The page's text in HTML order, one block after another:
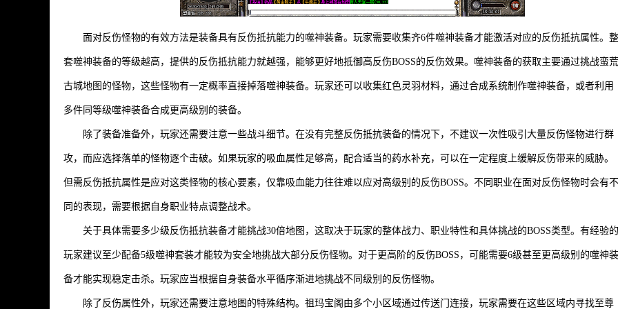
面对反伤怪物的有效方法是装备具有反伤抵抗能力的噬神装备。玩家需要收集齐6件噬神装备才能激活对应的反伤抵抗属性。整
套噬神装备的等级越高，提供的反伤抵抗能力就越强，能够更好地抵御高反伤BOSS的反伤效果。噬神装备的获取主要通过挑战蛮荒
古城地图的怪物，这些怪物有一定概率直接掉落噬神装备。玩家还可以收集红色灵羽材料，通过合成系统制作噬神装备，或者利用
多件同等级噬神装备合成更高级别的装备。
除了装备准备外，玩家还需要注意一些战斗细节。在没有完整反伤抵抗装备的情况下，不建议一次性吸引大量反伤怪物进行群
攻，而应选择落单的怪物逐个击破。如果玩家的吸血属性足够高，配合适当的药水补充，可以在一定程度上缓解反伤带来的威胁。
但需反伤抵抗属性是应对这类怪物的核心要素，仅靠吸血能力往往难以应对高级别的反伤BOSS。不同职业在面对反伤怪物时会有不
同的表现，需要根据自身职业特点调整战术。
关于具体需要多少级反伤抵抗装备才能挑战30倍地图，这取决于玩家的整体战力、职业特性和具体挑战的BOSS类型。有经验的
玩家建议至少配备5级噬神套装才能较为安全地挑战大部分反伤怪物。对于更高阶的反伤BOSS，可能需要6级甚至更高级别的噬神装
备才能实现稳定击杀。玩家应当根据自身装备水平循序渐进地挑战不同级别的反伤怪物。
除了反伤属性外，玩家还需要注意地图的特殊结构。祖玛宝阁由多个小区域通过传送门连接，玩家需要在这些区域内寻找至尊